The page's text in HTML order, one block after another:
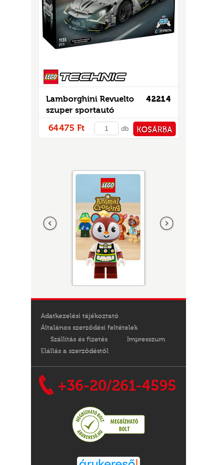
42214
Lamborghini Revuelto
szuper sportautó
64475 Ft db KOSÁRBA
Adatkezelési tájékoztató
Általános szerződési feltételek
Szállítás és fizetés
Impresszum
Elállás a szerződéstől
+36-20/261-4595